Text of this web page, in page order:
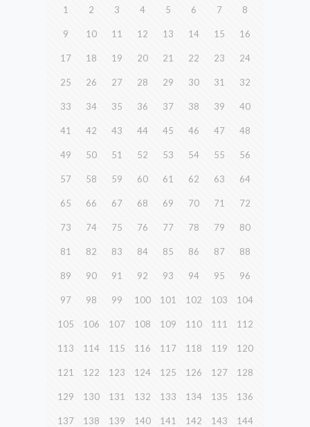
1 2 3 4 5 6 7 8
9 10 11 12 13 14 15 16
17 18 19 20 21 22 23 24
25 26 27 28 29 30 31 32
33 34 35 36 37 38 39 40
41 42 43 44 45 46 47 48
49 50 51 52 53 54 55 56
57 58 59 60 61 62 63 64
65 66 67 68 69 70 71 72
73 74 75 76 77 78 79 80
81 82 83 84 85 86 87 88
89 90 91 92 93 94 95 96
97 98 99 100 101 102 103 104
105 106 107 108 109 110 111 112
113 114 115 116 117 118 119 120
121 122 123 124 125 126 127 128
129 130 131 132 133 134 135 136
137 138 139 140 141 142 143 144